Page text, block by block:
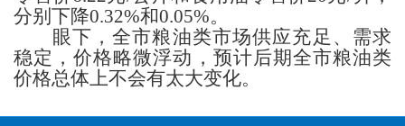
分别下降0.32%和0.05%。
眼下，全市粮油类市场供应充足、 需求
稳定 ，价格略微浮动， 预计后期全市粮油类
价格总体上不会有太大变化。